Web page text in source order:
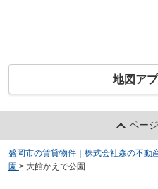
地図ア
ペー
盛岡市の賃貸物件｜株式会社森の不動
園 > 大館かえで公園